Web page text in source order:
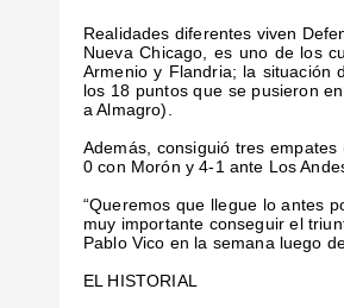
Realidades diferentes viven
Nueva Chicago, es uno de los
Armenio y Flandria; la situación
los 18 puntos que se pusieron
a Almagro).
Además, consiguió tres
0 con Morón y 4-1 ante Los
“Queremos que llegue lo antes
muy importante conseguir el
Pablo Vico en la semana luego
EL HISTORIAL